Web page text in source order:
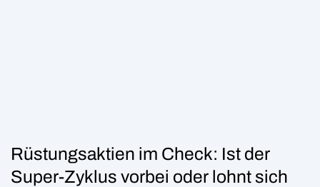
Rüstungsaktien im Check: Ist der
Super-Zyklus vorbei oder lohnt sich